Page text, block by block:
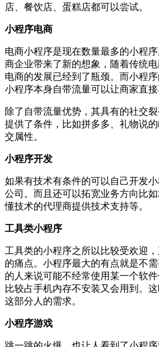
店、餐饮店、蛋糕店都可以尝试。
小程序电商
电商小程序是现在数量最多的小程
商企业带来了新的想象，随着传统
电商的发展已经到了瓶颈。而小程
小程序本身自带流量可以让商家直
除了自带流量优势，其具有的社交
提供了条件，比如拼多多、礼物说
交属性。
小程序开发
如果有技术有条件的可以自己开发
公司。而且还可以拓宽业务方向比
懂技术的代理商提供技术支持等。
工具类小程序
工具类的小程序之所以比较受欢迎
的痛点。小程序最大的有点就是不
的人来说可能不经常使用某一个软
比较占手机内存不安装又会用到。
这部分人的需求。
小程序游戏